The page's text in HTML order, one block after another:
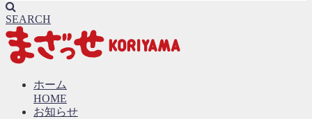
SEARCH
ホーム
HOME
お知らせ